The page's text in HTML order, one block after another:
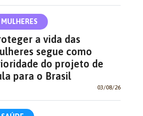
MULHERES
a vida das
segue como
do projeto de
para o Brasil
03/08/26